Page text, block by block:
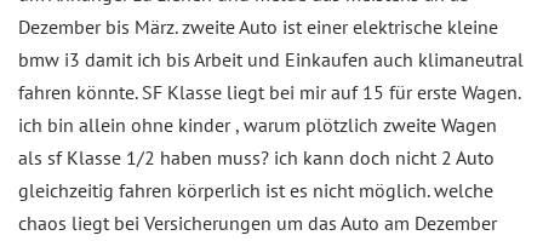
Dezember bis März. zweite Auto ist einer elektrische kleine
bmw i3 damit ich bis Arbeit und Einkaufen auch klimaneutral
fahren könnte. SF Klasse liegt bei mir auf 15 für erste Wagen.
ich bin allein ohne kinder , warum plötzlich zweite Wagen
als sf Klasse 1/2 haben muss? ich kann doch nicht 2 Auto
gleichzeitig fahren körperlich ist es nicht möglich. welche
chaos liegt bei Versicherungen um das Auto am Dezember